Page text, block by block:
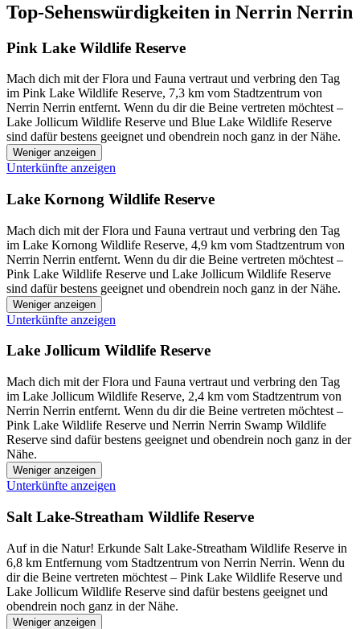
Top-Sehenswürdigkeiten in Nerrin Nerrin
Pink Lake Wildlife Reserve
Mach dich mit der Flora und Fauna vertraut und verbring den Tag
im Pink Lake Wildlife Reserve, 7,3 km vom Stadtzentrum von
Nerrin Nerrin entfernt. Wenn du dir die Beine vertreten möchtest –
Lake Jollicum Wildlife Reserve und Blue Lake Wildlife Reserve
sind dafür bestens geeignet und obendrein noch ganz in der Nähe.
Weniger anzeigen
Unterkünfte anzeigen
Lake Kornong Wildlife Reserve
Mach dich mit der Flora und Fauna vertraut und verbring den Tag
im Lake Kornong Wildlife Reserve, 4,9 km vom Stadtzentrum von
Nerrin Nerrin entfernt. Wenn du dir die Beine vertreten möchtest –
Pink Lake Wildlife Reserve und Lake Jollicum Wildlife Reserve
sind dafür bestens geeignet und obendrein noch ganz in der Nähe.
Weniger anzeigen
Unterkünfte anzeigen
Lake Jollicum Wildlife Reserve
Mach dich mit der Flora und Fauna vertraut und verbring den Tag
im Lake Jollicum Wildlife Reserve, 2,4 km vom Stadtzentrum von
Nerrin Nerrin entfernt. Wenn du dir die Beine vertreten möchtest –
Pink Lake Wildlife Reserve und Nerrin Nerrin Swamp Wildlife
Reserve sind dafür bestens geeignet und obendrein noch ganz in der
Nähe.
Weniger anzeigen
Unterkünfte anzeigen
Salt Lake-Streatham Wildlife Reserve
Auf in die Natur! Erkunde Salt Lake-Streatham Wildlife Reserve in
6,8 km Entfernung vom Stadtzentrum von Nerrin Nerrin. Wenn du
dir die Beine vertreten möchtest – Pink Lake Wildlife Reserve und
Lake Jollicum Wildlife Reserve sind dafür bestens geeignet und
obendrein noch ganz in der Nähe.
Weniger anzeigen